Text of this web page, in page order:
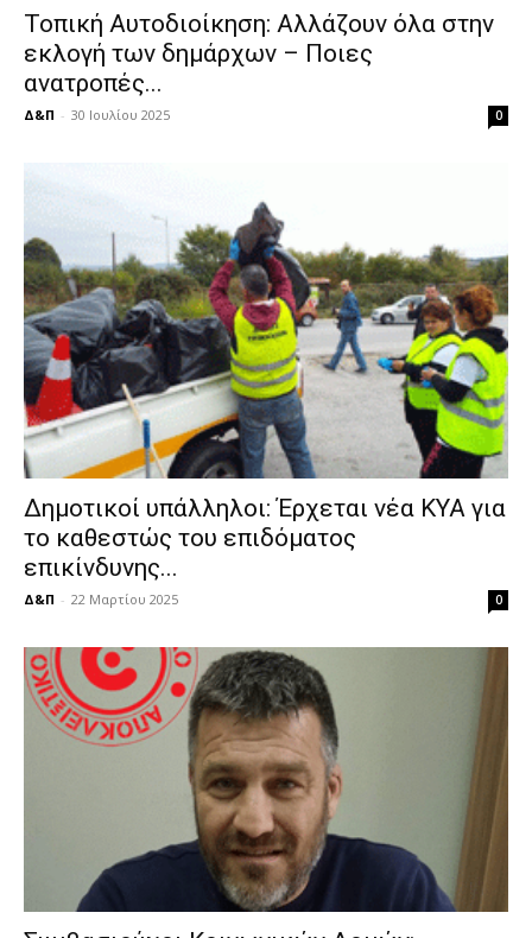
Τοπική Αυτοδιοίκηση: Αλλάζουν όλα στην
εκλογή των δημάρχων – Ποιες
ανατροπές...
Δ&Π - 30 Ιουλίου 2025 0
Δημοτικοί υπάλληλοι: Έρχεται νέα ΚΥΑ για
το καθεστώς του επιδόματος
επικίνδυνης...
Δ&Π - 22 Μαρτίου 2025 0